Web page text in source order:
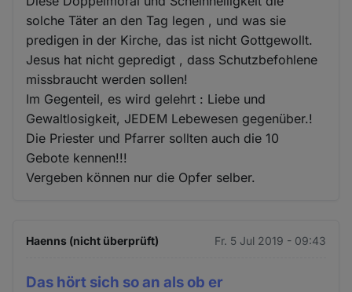
solche Täter an den Tag legen , und was sie
predigen in der Kirche, das ist nicht Gottgewollt.
Jesus hat nicht gepredigt , dass Schutzbefohlene
missbraucht werden sollen!
Im Gegenteil, es wird gelehrt : Liebe und
Gewaltlosigkeit, JEDEM Lebewesen gegenüber.!
Die Priester und Pfarrer sollten auch die 10
Gebote kennen!!!
Vergeben können nur die Opfer selber.
Haenns (nicht überprüft) Fr. 5 Jul 2019 - 09:43
Das hört sich so an als ob er